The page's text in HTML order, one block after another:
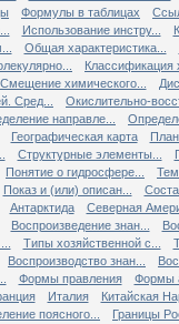
Формулы в таблицах
Использование инстру...
Общая характеристика...
Классификация
Смещение химического...
Сред...
Окислительно-
направле...
Географическая карта
Структурные элементы...
Понятие о гидросфере...
Показ и (или) описан...
Антарктида
Северная
Воспроизведение знан...
Типы хозяйственной с...
Воспроизводство знан...
Формы правления
Формы
Италия
Китайская
поясного...
Границы